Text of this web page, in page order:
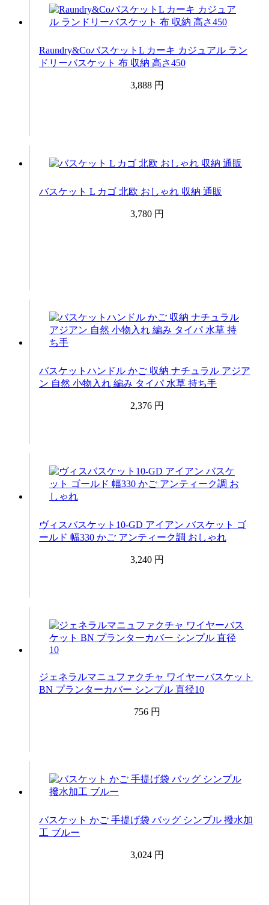
Raundry&CoバスケットL カーキ カジュアル ラン
ドリーバスケット 布 収納 高さ450
3,888 円
バスケット L カゴ 北欧 おしゃれ 収納 通販
3,780 円
バスケットハンドル かご 収納 ナチュラル アジア
ン 自然 小物入れ 編み タイパ 水草 持ち手
2,376 円
ヴィスバスケット10-GD アイアン バスケット ゴ
ールド 幅330 かご アンティーク調 おしゃれ
3,240 円
ジェネラルマニュファクチャ ワイヤーバスケット
BN プランターカバー シンプル 直径10
756 円
バスケット かご 手提げ袋 バッグ シンプル 撥水加
工 ブルー
3,024 円